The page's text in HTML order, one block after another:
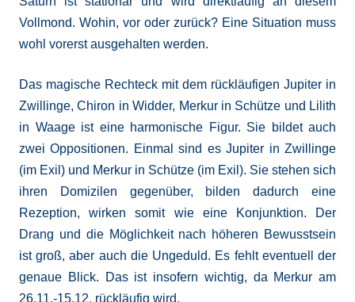
Vollmond. Wohin, vor oder zurück? Eine Situation muss
wohl vorerst ausgehalten werden.
Das magische Rechteck mit dem rückläufigen Jupiter in
Zwillinge, Chiron in Widder, Merkur in Schütze und Lilith
in Waage ist eine harmonische Figur. Sie bildet auch
zwei Oppositionen. Einmal sind es Jupiter in Zwillinge
(im Exil) und Merkur in Schütze (im Exil). Sie stehen sich
ihren Domizilen gegenüber, bilden dadurch eine
Rezeption, wirken somit wie eine Konjunktion. Der
Drang und die Möglichkeit nach höheren Bewusstsein
ist groß, aber auch die Ungeduld. Es fehlt eventuell der
genaue Blick. Das ist insofern wichtig, da Merkur am
26.11.-15.12. rückläufig wird.